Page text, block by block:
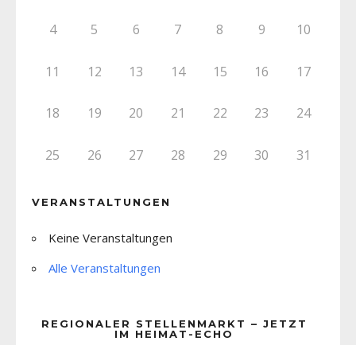
4 5 6 7 8 9 10
11 12 13 14 15 16 17
18 19 20 21 22 23 24
25 26 27 28 29 30 31
VERANSTALTUNGEN
Keine Veranstaltungen
Alle Veranstaltungen
REGIONALER STELLENMARKT – JETZT
IM HEIMAT-ECHO